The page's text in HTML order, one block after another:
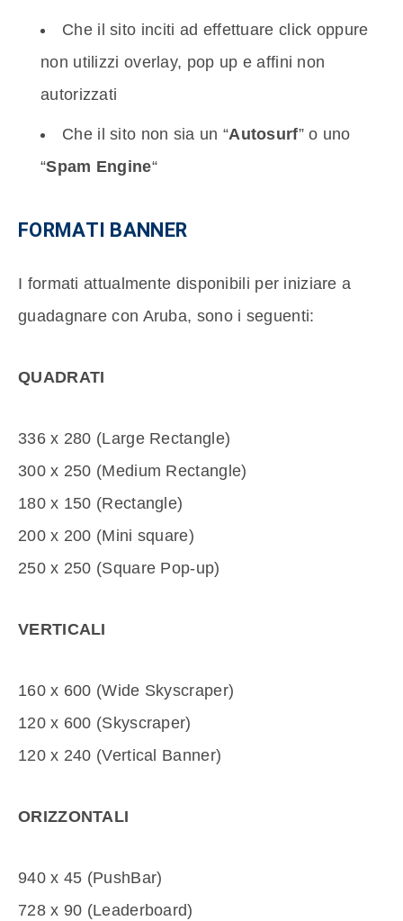
Che il sito inciti ad effettuare click oppure
non utilizzi overlay, pop up e affini non
autorizzati
Che il sito non sia un “Autosurf” o uno
“Spam Engine“
FORMATI BANNER
I formati attualmente disponibili per iniziare a
guadagnare con Aruba, sono i seguenti:
QUADRATI
336 x 280 (Large Rectangle)
300 x 250 (Medium Rectangle)
180 x 150 (Rectangle)
200 x 200 (Mini square)
250 x 250 (Square Pop-up)
VERTICALI
160 x 600 (Wide Skyscraper)
120 x 600 (Skyscraper)
120 x 240 (Vertical Banner)
ORIZZONTALI
940 x 45 (PushBar)
728 x 90 (Leaderboard)